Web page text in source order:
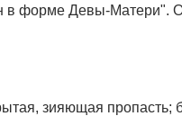
в форме Девы-Матери".
зияющая пропасть;